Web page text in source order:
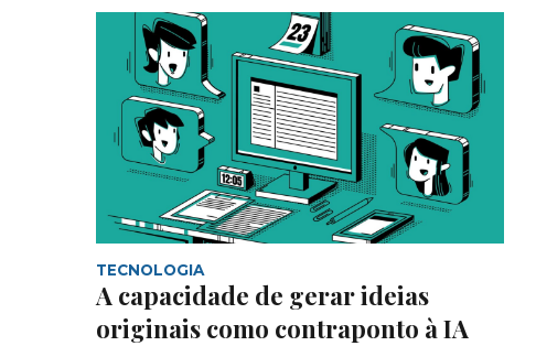
TECNOLOGIA
A capacidade de gerar ideias
originais como contraponto à IA